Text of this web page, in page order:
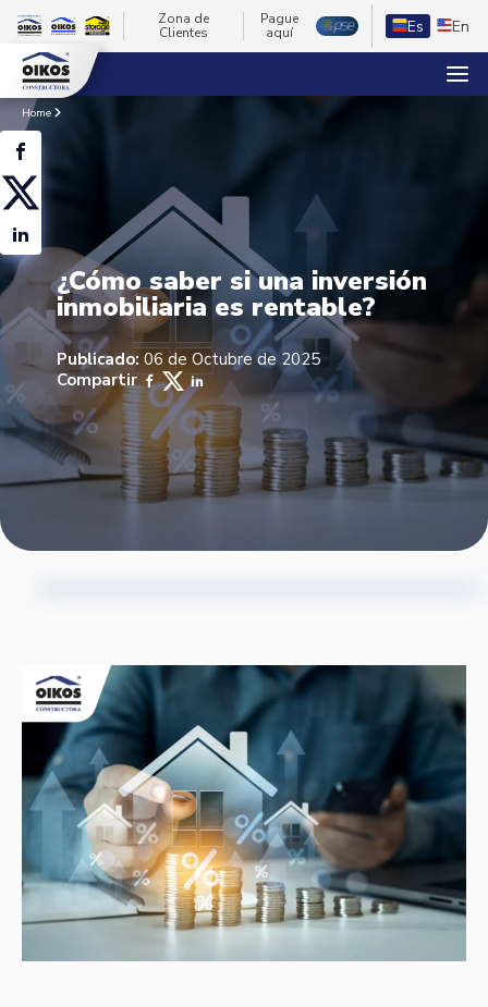
Zona de
Clientes
Pague
aquí
Es En
Home
¿Cómo saber si una inversión
inmobiliaria es rentable?
Publicado: 06 de Octubre de 2025
Compartir